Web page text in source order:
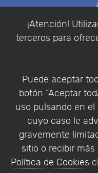
¡Atención!
terceros para
Puede aceptar
botón “Aceptar
uso pulsando en
cuyo caso le
gravemente
sitio o recibir
Política de Cookies
Empresa|Aviso
© Copyright